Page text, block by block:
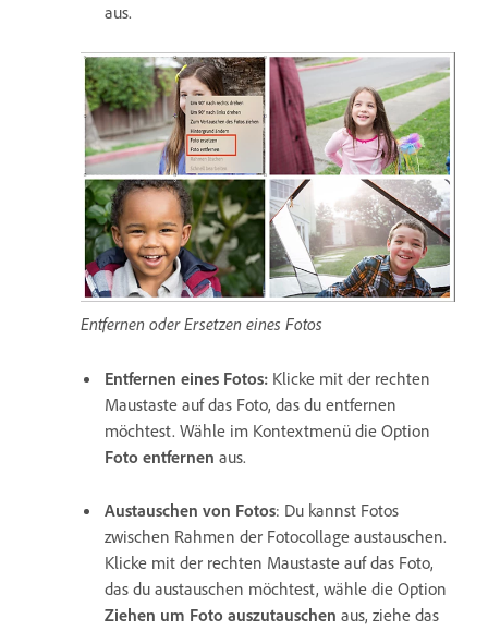
aus.
Entfernen oder Ersetzen eines Fotos
Entfernen eines Fotos: Klicke mit der rechten
Maustaste auf das Foto, das du entfernen
möchtest. Wähle im Kontextmenü die Option
Foto entfernen aus.
Austauschen von Fotos: Du kannst Fotos
zwischen Rahmen der Fotocollage austauschen.
Klicke mit der rechten Maustaste auf das Foto,
das du austauschen möchtest, wähle die Option
Ziehen um Foto auszutauschen aus, ziehe das